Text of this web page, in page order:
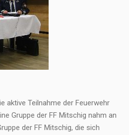
aktive Teilnahme der Feuerwehr
Gruppe der FF Mitschig nahm an
der FF Mitschig, die sich